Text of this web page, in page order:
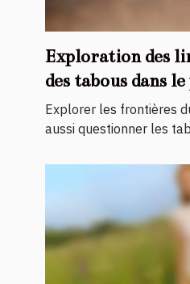
Exploration des
des tabous dans
Explorer les frontières
aussi questionner les